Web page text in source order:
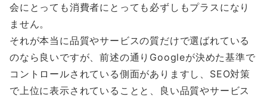
会にとっても消費者にとっても必ずしもプラスになり
ません。
それが本当に品質やサービスの質だけで選ばれている
のなら良いですが、前述の通りGoogleが決めた基準で
コントロールされている側面がありますし、SEO対策
で上位に表示されていることと、良い品質やサービス